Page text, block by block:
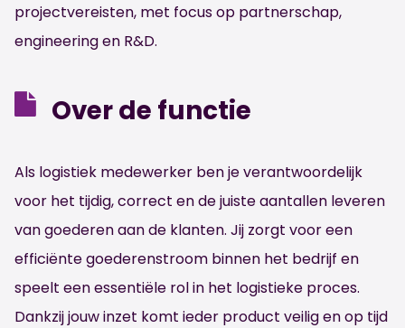
projectvereisten, met focus op partnerschap,
engineering en R&D.
Over de functie
Als logistiek medewerker ben je verantwoordelijk
voor het tijdig, correct en de juiste aantallen leveren
van goederen aan de klanten. Jij zorgt voor een
efficiënte goederenstroom binnen het bedrijf en
speelt een essentiële rol in het logistieke proces.
Dankzij jouw inzet komt ieder product veilig en op tijd